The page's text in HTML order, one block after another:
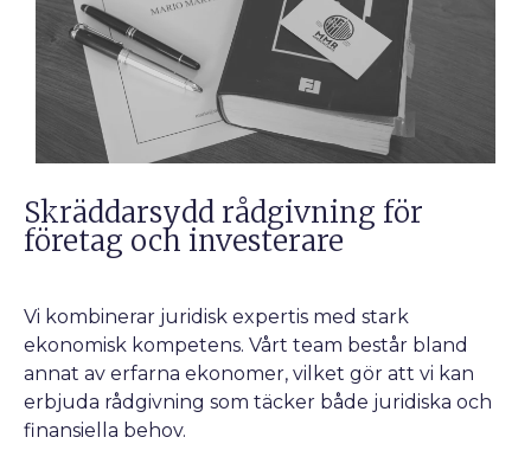
Skräddarsydd rådgivning för
företag och investerare
Vi kombinerar juridisk expertis med stark
ekonomisk kompetens. Vårt team består bland
annat av erfarna ekonomer, vilket gör att vi kan
erbjuda rådgivning som täcker både juridiska och
finansiella behov.